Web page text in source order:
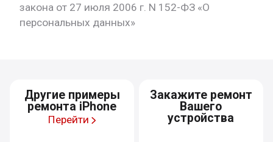
закона от 27 июля 2006 г. N 152-ФЗ «О
персональных данных»
Другие примеры
ремонта iPhone
Перейти
Закажите ремонт
Вашего
устройства